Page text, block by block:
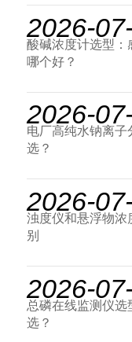
2026-
酸碱浓度计选型：
哪个好？
2026-
电厂高纯水钠离
选？
2026-
浊度仪和悬浮物浓
别
2026-
总磷在线监测仪选
选？